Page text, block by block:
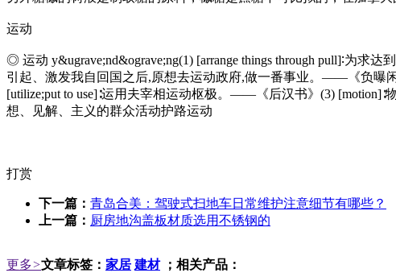
运动
◎ 运动 y&ugrave;nd&ograve;ng(1) [arrange things through pull]∶为求
引起、激发我自回国之后,原想去运动政府,做一番事业。——《负曝
[utilize;put to use]∶运用夫宰相运动枢极。——《后汉书》(3) [motion]∶
想、见解、主义的群众活动护路运动
打赏
下一篇： 青岛合美：驾驶式扫地车日常维护注意细节有哪些？
上一篇： 厨房地沟盖板材质选用不锈钢的
更多>文章标签： 家居 建材；相关产品：